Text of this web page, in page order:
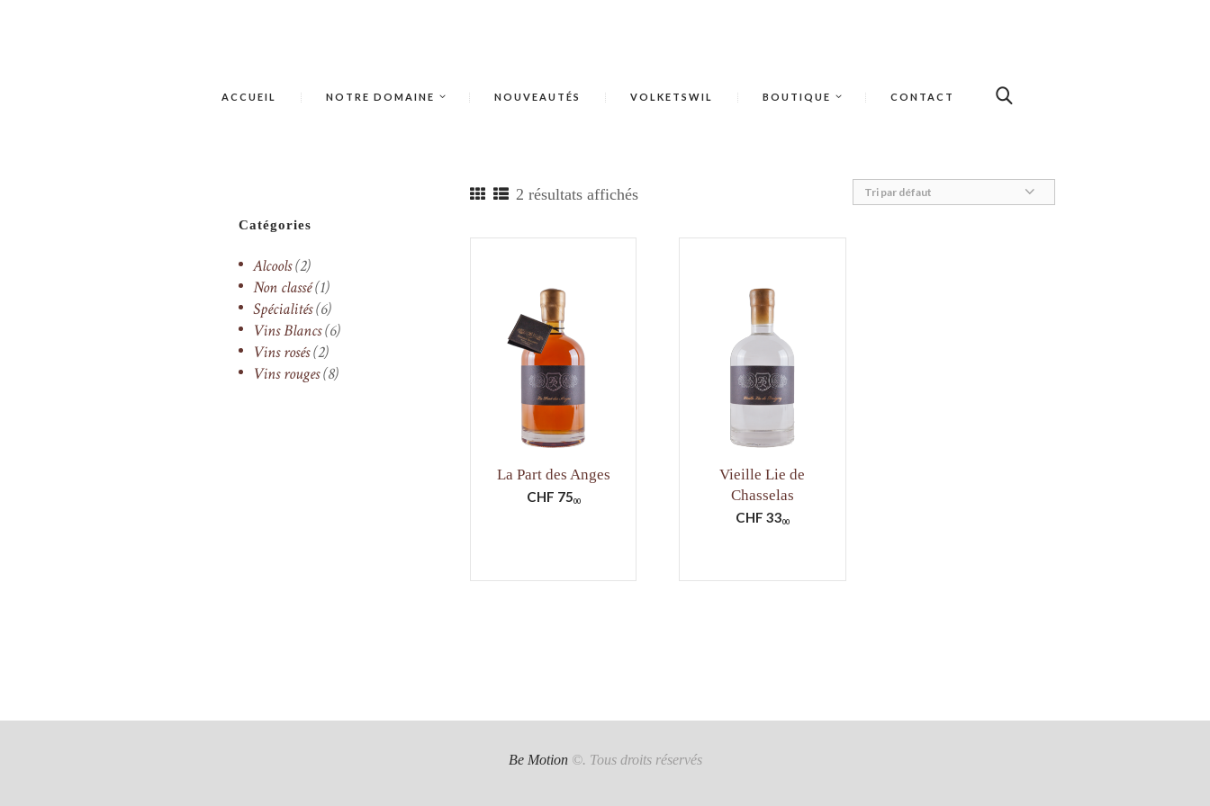
ACCUEIL NOTRE DOMAINE NOUVEAUTÉS VOLKETSWIL BOUTIQUE CONTACT
2 résultats affichés
La Part des Anges
CHF 7500
Vieille Lie de
Chasselas
CHF 3300
Catégories
Alcools(2)
Non classé(1)
Spécialités(6)
Vins Blancs(6)
Vins rosés(2)
Vins rouges(8)
Be Motion©. Tous droits réservés